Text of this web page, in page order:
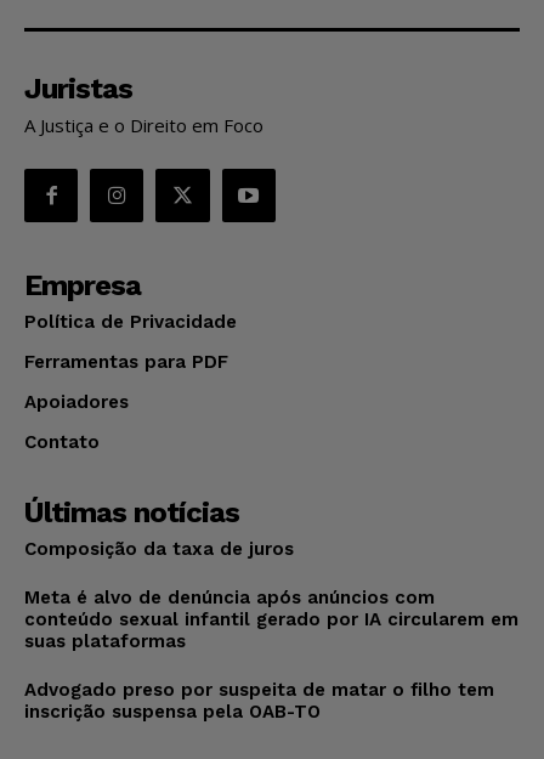
Juristas
A Justiça e o Direito em Foco
Empresa
Política de Privacidade
Ferramentas para PDF
Apoiadores
Contato
Últimas notícias
Composição da taxa de juros
Meta é alvo de denúncia após anúncios com
conteúdo sexual infantil gerado por IA circularem em
suas plataformas
Advogado preso por suspeita de matar o filho tem
inscrição suspensa pela OAB-TO